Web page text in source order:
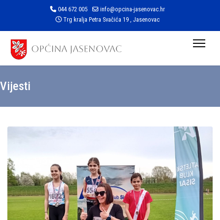
044 672 005
info@opcina-jasenovac.hr
Trg kralja Petra Svačića 19 , Jasenovac
Vijesti